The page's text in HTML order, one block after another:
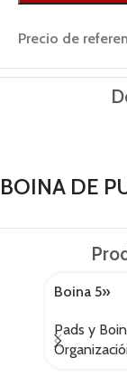
Precio de
BOINA DE
AGOTADO
Boina 5»
Pads y